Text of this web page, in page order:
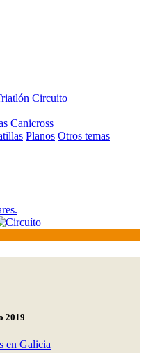
Circuito
Canicross
Planos Otros temas
2019
en Galicia